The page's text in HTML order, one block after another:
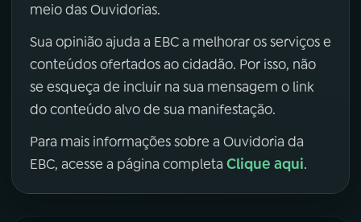
meio das Ouvidorias.
Sua opinião ajuda a EBC a melhorar os serviços e
conteúdos ofertados ao cidadão. Por isso, não
se esqueça de incluir na sua mensagem o link
do conteúdo alvo de sua manifestação.
Para mais informações sobre a Ouvidoria da
EBC, acesse a página completa Clique aqui.